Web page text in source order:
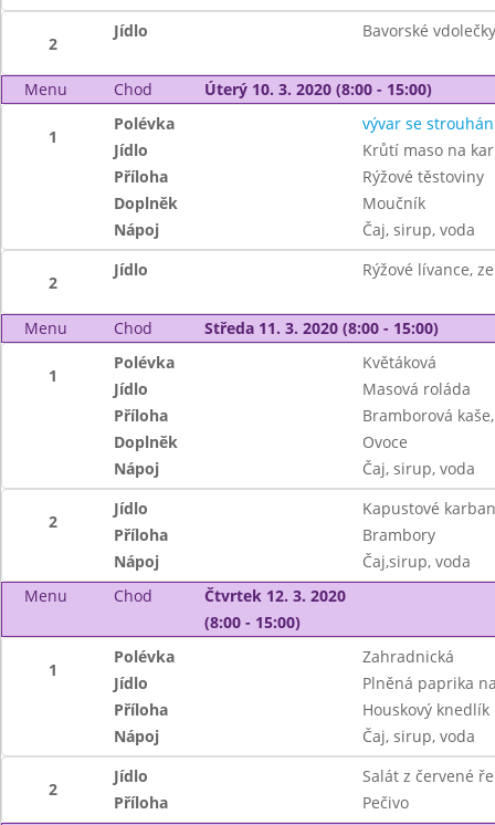
2
Jídlo Bavorské
Menu Chod Úterý 10. 3. 2020 (8:00 - 15:00)
1
Polévka
vývar se
Jídlo
Krůtí maso na
Příloha
Rýžové těstoviny
Doplněk
Moučník
Nápoj
Čaj, sirup, voda
2
Jídlo Rýžové lívance,
Menu Chod Středa 11. 3. 2020 (8:00 - 15:00)
1
Polévka
Květáková
Jídlo
Masová roláda
Příloha
Bramborová
Doplněk
Ovoce
Nápoj
Čaj, sirup, voda
2
Jídlo
Kapustové
Příloha
Brambory
Nápoj
Čaj,sirup, voda
Menu
Chod
Čtvrtek 12. 3. 2020
(8:00 - 15:00)
1
Polévka
Zahradnická
Jídlo
Plněná paprika
Příloha
Houskový knedlík
Nápoj
Čaj, sirup, voda
2
Jídlo
Salát z červené
Příloha
Pečivo